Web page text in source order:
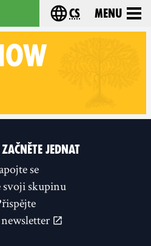
Home Choose your
cs Menu
JEDNAT
se
svoji skupinu